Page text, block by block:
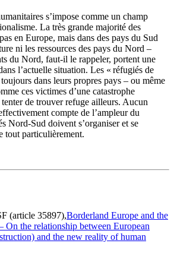
s’impose comme un champ
La très grande majorité des
en Europe, mais dans des pays du Sud
ni les ressources des pays du Nord –
du Nord, faut-il le rappeler, portent une
l’actuelle situation. Les « réfugiés de
dans leurs propres pays – ou même
ces victimes d’une catastrophe
de trouver refuge ailleurs. Aucun
compte de l’ampleur du
Nord-Sud doivent s’organiser et se
tout particulièrement.
(article 35897),Borderland Europe and the
On the relationship between European
and the new reality of human